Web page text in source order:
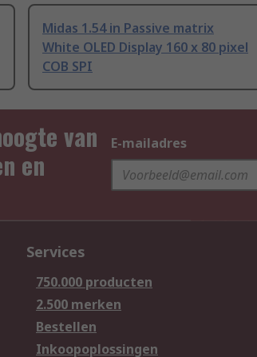
Midas 1.54 in Passive matrix
White OLED Display 160 x 80 pixel
COB SPI
van
en
E-mailadres
Services
750.000 producten
2.500 merken
Bestellen
Inkoopoplossingen